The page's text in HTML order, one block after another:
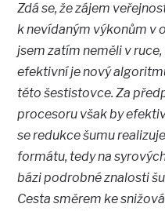
Zdá se, že zájem
k nevídaným výkonům v
jsem zatím neměli v
efektivní je nový
této šestistovce. Za
procesoru však by
se redukce šumu
formátu, tedy na
bázi podrobné znalosti
Cesta směrem ke